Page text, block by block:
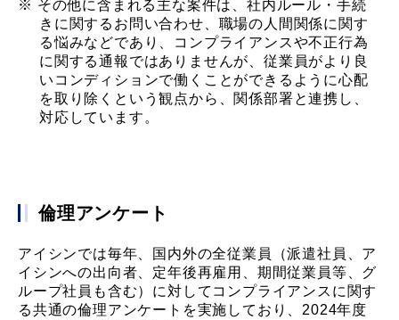
その他に含まれる主な案件は、社内ルール・手続
きに関するお問い合わせ、職場の人間関係に関す
る悩みなどであり、コンプライアンスや不正行為
に関する通報ではありませんが、従業員がより良
いコンディションで働くことができるように心配
を取り除くという観点から、関係部署と連携し、
対応しています。
倫理アンケート
アイシンでは毎年、国内外の全従業員（派遣社員、ア
イシンへの出向者、定年後再雇用、期間従業員等、グ
ループ社員も含む）に対してコンプライアンスに関す
る共通の倫理アンケートを実施しており、2024年度